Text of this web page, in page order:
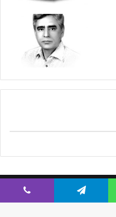
YouTube
InstagramTelegram
Viber